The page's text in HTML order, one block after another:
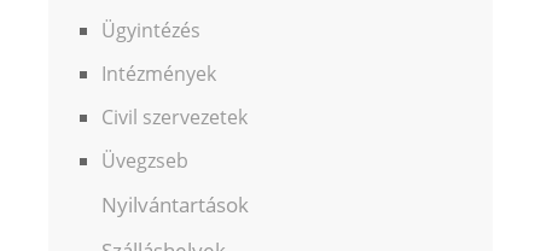
Ügyintézés
Intézmények
Civil szervezetek
Üvegzseb
Nyilvántartások